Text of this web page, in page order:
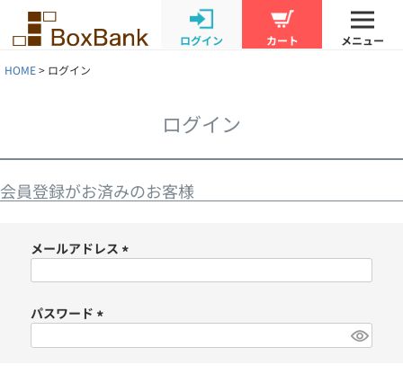
ログイン カート
メニュー
HOME
ログイン
ログイン
会員登録がお済みのお客様
メールアドレス
)
パスワード